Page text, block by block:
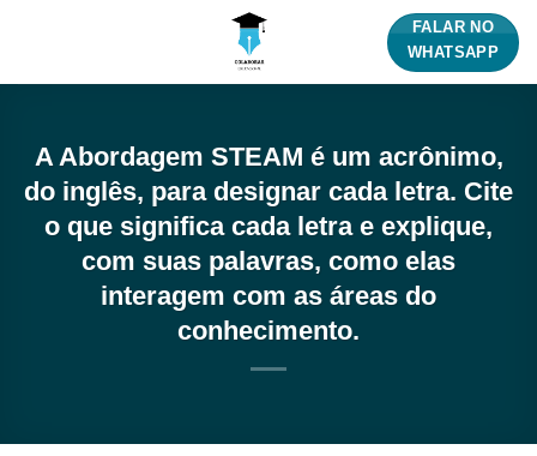
FALAR NO
WHATSAPP
A Abordagem STEAM é um acrônimo,
do inglês, para designar cada letra. Cite
o que significa cada letra e explique,
com suas palavras, como elas
interagem com as áreas do
conhecimento.